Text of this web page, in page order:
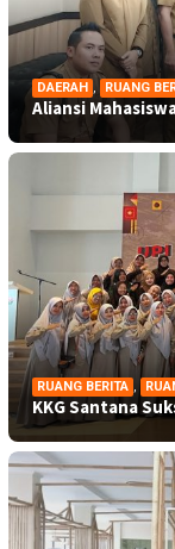
DAERAH , RUANG
Aliansi
RUANG BERITA ,
KKG Santana